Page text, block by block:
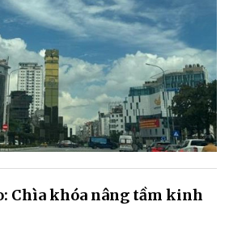
Chìa khóa nâng tầm kinh